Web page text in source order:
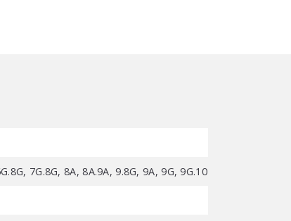
7G.8G, 8A, 8A.9A, 9.8G, 9A, 9G, 9G.10 Ombré, L10,